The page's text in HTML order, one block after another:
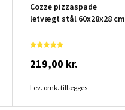
Cozze pizzaspade
letvægt stål 60x28x28 cm
219,00 kr.
Lev. omk. tillægges